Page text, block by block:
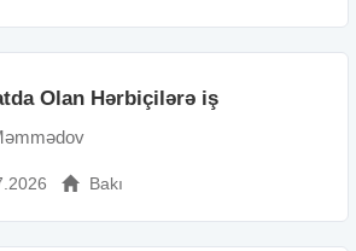
Olan Hərbiçilərə iş
Bakı